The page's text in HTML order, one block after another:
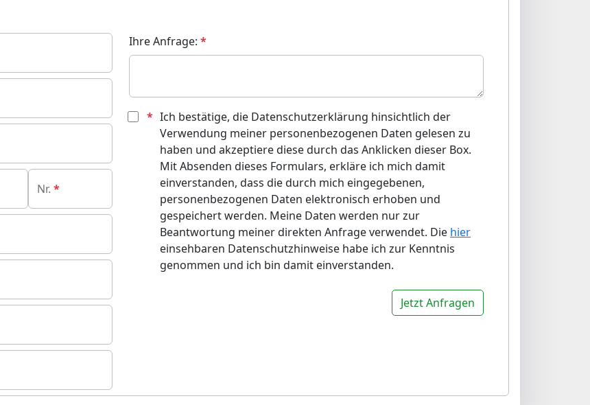
Nr.
Ihre Anfrage:
Ich bestätige, die Datenschutzerklärung hinsichtlich der
Verwendung meiner personenbezogenen Daten gelesen zu
haben und akzeptiere diese durch das Anklicken dieser Box.
Mit Absenden dieses Formulars, erkläre ich mich damit
einverstanden, dass die durch mich eingegebenen,
personenbezogenen Daten elektronisch erhoben und
gespeichert werden. Meine Daten werden nur zur
Beantwortung meiner direkten Anfrage verwendet. Die hier
einsehbaren Datenschutzhinweise habe ich zur Kenntnis
genommen und ich bin damit einverstanden.
Jetzt Anfragen